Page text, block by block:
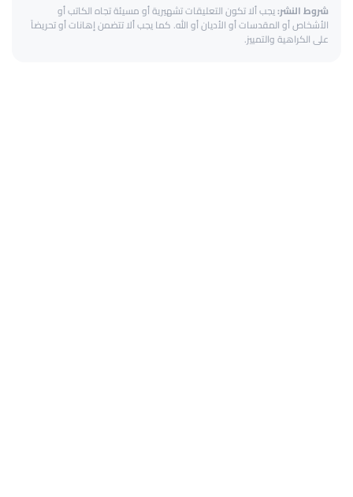
شروط النشر:يجب ألا تكون التعليقات تشهيرية أو مسيئة تجاه الكاتب أو
الأشخاص أو المقدسات أو الأديان أو الله. كما يجب ألا تتضمن إهانات أو تحريضاً
على الكراهية والتمييز.